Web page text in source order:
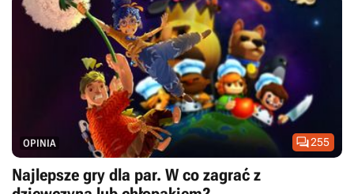
255
OPINIA
Najlepsze gry dla par. W co zagrać z